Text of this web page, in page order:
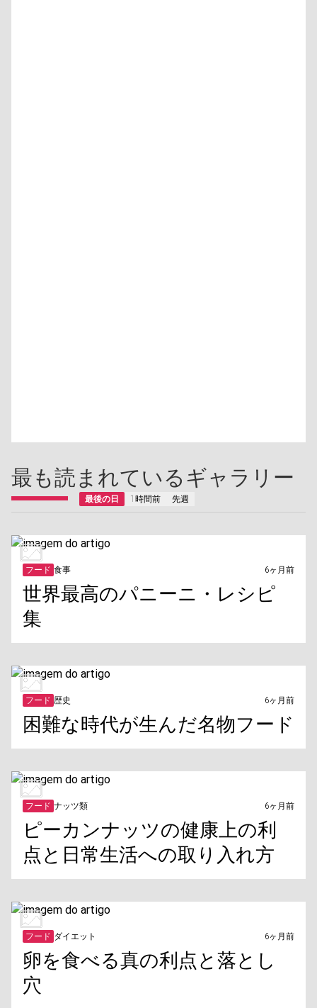
最も読まれているギャラリー
最後の日 1時間前 先週
フード 食事 6ヶ月前
世界最高のパニーニ・レシピ
集
フード 歴史 6ヶ月前
困難な時代が生んだ名物フード
フード ナッツ類 6ヶ月前
ピーカンナッツの健康上の利
点と日常生活への取り入れ方
フード ダイエット 6ヶ月前
卵を食べる真の利点と落とし
穴